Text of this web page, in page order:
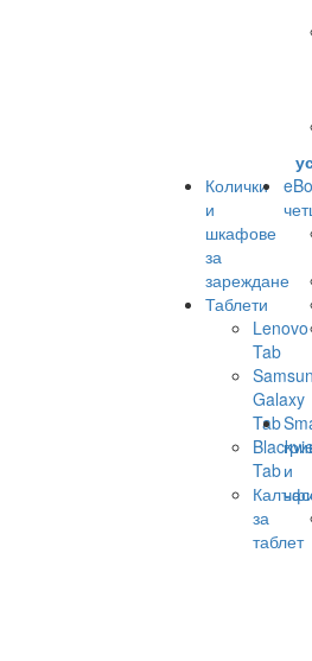
Колички
и
шкафове
за
зареждане
Таблети
Lenovo
Tab
Galaxy
Tab
Tab
за
таблет
и